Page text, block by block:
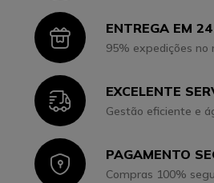
IconENTREGA EM
95% expedições no
IconEXCELENTE
Gestão eficiente e
IconPAGAMENTO
Compras 100%